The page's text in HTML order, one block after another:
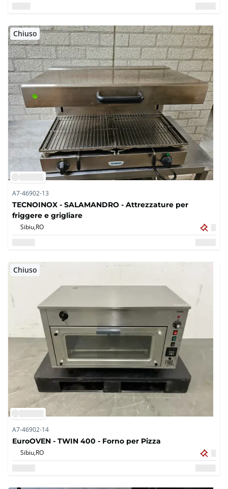
Chiuso
A7-46902-13
TECNOINOX - SALAMANDRO - Attrezzature per
friggere e grigliare
Sibiu,RO
Chiuso
A7-46902-14
EuroOVEN - TWIN 400 - Forno per Pizza
Sibiu,RO